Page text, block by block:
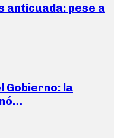
anticuada: pese a
Gobierno: la